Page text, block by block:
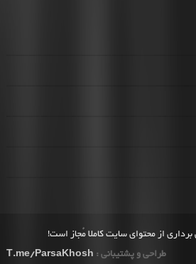
برداری از محتوای سایت کاملا مُجاز است!
طراحی و پشتیبانی : T.me/ParsaKhosh